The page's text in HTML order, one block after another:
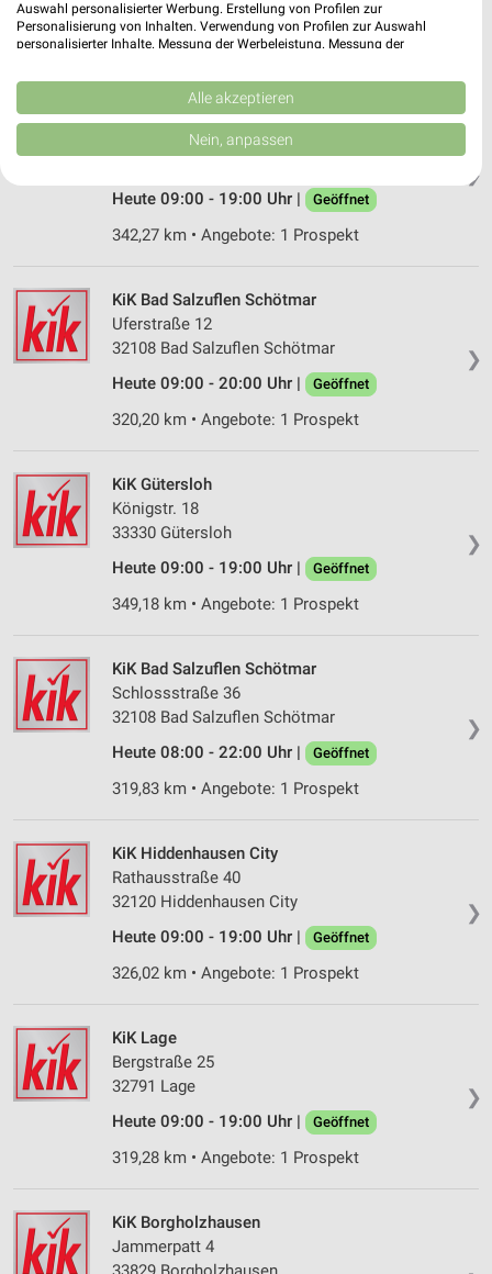
Heute 09:00 - 20:00 Uhr | Geöffnet
348,37 km • Angebote: 1 Prospekt
❯
KiK Verl
Heute 09:00 - 19:00 Uhr |
Geöffnet
342,27 km • Angebote: 1 Prospekt
❯
KiK Bad Salzuflen Schötmar
Uferstraße 12
32108 Bad Salzuflen Schötmar
Heute 09:00 - 20:00 Uhr |
Geöffnet
320,20 km • Angebote: 1 Prospekt
❯
KiK Gütersloh
Königstr. 18
33330 Gütersloh
Heute 09:00 - 19:00 Uhr |
Geöffnet
349,18 km • Angebote: 1 Prospekt
❯
KiK Bad Salzuflen Schötmar
Schlossstraße 36
32108 Bad Salzuflen Schötmar
Heute 08:00 - 22:00 Uhr |
Geöffnet
319,83 km • Angebote: 1 Prospekt
❯
KiK Hiddenhausen City
Rathausstraße 40
32120 Hiddenhausen City
Heute 09:00 - 19:00 Uhr |
Geöffnet
326,02 km • Angebote: 1 Prospekt
❯
KiK Lage
Bergstraße 25
32791 Lage
Heute 09:00 - 19:00 Uhr |
Geöffnet
319,28 km • Angebote: 1 Prospekt
KiK Borgholzhausen
Jammerpatt 4
Auswahl personalisierter Werbung. Erstellung von Profilen zur
Personalisierung von Inhalten. Verwendung von Profilen zur Auswahl
personalisierter Inhalte. Messung der Werbeleistung. Messung der
Kombinationen von Daten aus verschiedenen Quellen. Entwicklung und
Verbesserung der Angebote. Verwendung reduzierter Daten zur Auswahl
von Inhalten.
Daten können außerhalb der Europäischen Union weitergegeben und in die
USA gesendet werden.
Website/App.
Speichern von oder Zugriff auf Informationen
auf einem Endgerät
Verwendung reduzierter Daten zur Auswahl von
Werbeanzeigen
Verwendung von Profilen zur Auswahl
personalisierter Werbung
Erstellung von Profilen zur Personalisierung
Messung der Werbeleistung
Messung der Performance von Inhalten
Analyse von Zielgruppen durch Statistiken oder
Kombinationen von Daten aus verschiedenen
Entwicklung und Verbesserung der Angebote
Verwendung reduzierter Daten zur Auswahl von
IAB-Besonderheiten:
Geräte anhand von aktiv angeforderten
Informationen identifizieren
Nicht-IAB-Verarbeitungszwecke:
Funktional
Werbung
Alle akzeptieren
Nein, anpassen